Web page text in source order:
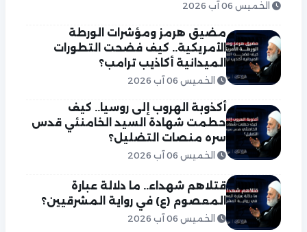
الخميس 06 آب 2026
مضيق هرمز ومؤشرات الورطة
الأمريكية.. كيف فضحت التطورات
الميدانية أكاذيب ترامب؟
الخميس 06 آب 2026
أكذوبة الهروب إلى روسيا.. كيف
حطمت شهادة السيد الخامنئي قدس
سره منصات التضليل؟
الخميس 06 آب 2026
قتلاهم شهداء.. ما دلالة عبارة
المعصوم (ع) في رواية المشرقيين؟
الخميس 06 آب 2026